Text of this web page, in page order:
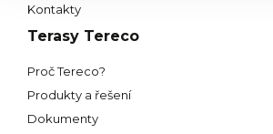
Kontakty
Terasy Tereco
Proč Tereco?
Produkty a řešení
Dokumenty